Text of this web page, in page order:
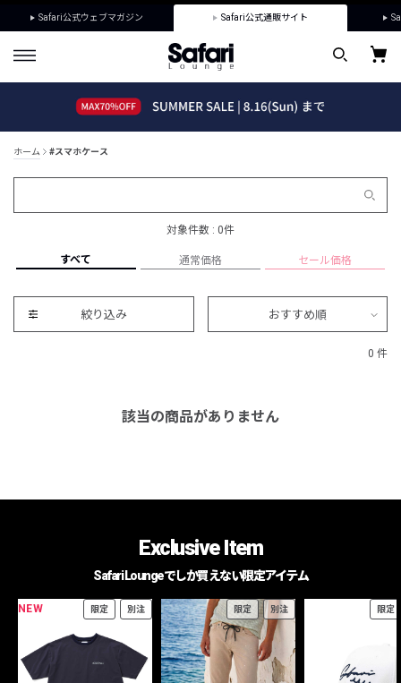
Safari公式ウェブマガジン Safari公式通販サイト
ホーム #スマホケース
対象件数 : 0件
すべて 通常価格 セール価格
絞り込み おすすめ順
0 件
該当の商品がありません
Exclusive Item
Safari Loungeでしか買えない限定アイテム
NEW 限定 別注 限定 別注 限定